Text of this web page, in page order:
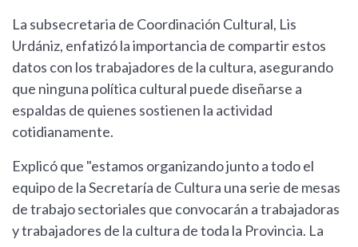
La subsecretaria de Coordinación Cultural, Lis
Urdániz, enfatizó la importancia de compartir estos
datos con los trabajadores de la cultura, asegurando
que ninguna política cultural puede diseñarse a
espaldas de quienes sostienen la actividad
cotidianamente.
Explicó que "estamos organizando junto a todo el
equipo de la Secretaría de Cultura una serie de mesas
de trabajo sectoriales que convocarán a trabajadoras
y trabajadores de la cultura de toda la Provincia. La